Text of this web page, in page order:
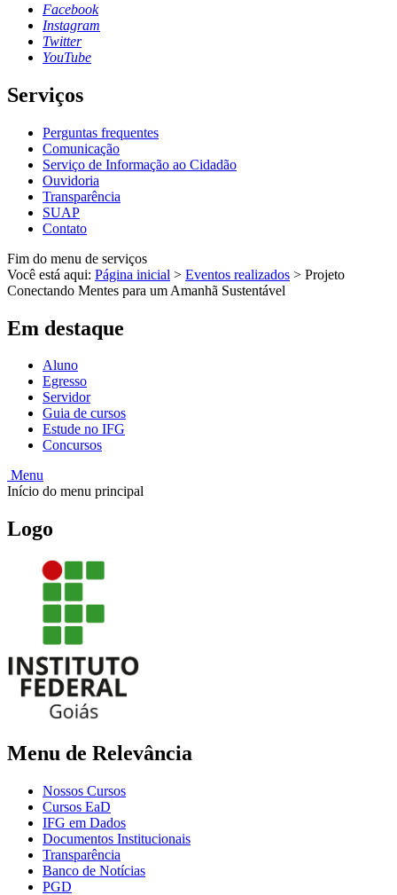
Facebook
Instagram
Twitter
YouTube
Serviços
Perguntas frequentes
Comunicação
Serviço de Informação ao Cidadão
Ouvidoria
Transparência
SUAP
Contato
Fim do menu de serviços
Você está aqui: Página inicial > Eventos realizados > Projeto
Conectando Mentes para um Amanhã Sustentável
Em destaque
Aluno
Egresso
Servidor
Guia de cursos
Estude no IFG
Concursos
Menu
Início do menu principal
Logo
Menu de Relevância
Nossos Cursos
Cursos EaD
IFG em Dados
Documentos Institucionais
Transparência
Banco de Notícias
PGD